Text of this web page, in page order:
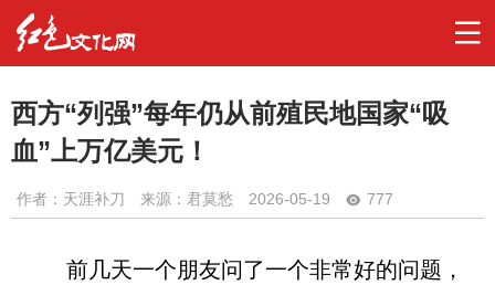
西方“列强”每年仍从前殖民地国家“吸
血”上万亿美元！
作者： 天涯补刀 来源：君莫愁 2026-05-19 777
前几天一个朋友问了一个非常好的问题，